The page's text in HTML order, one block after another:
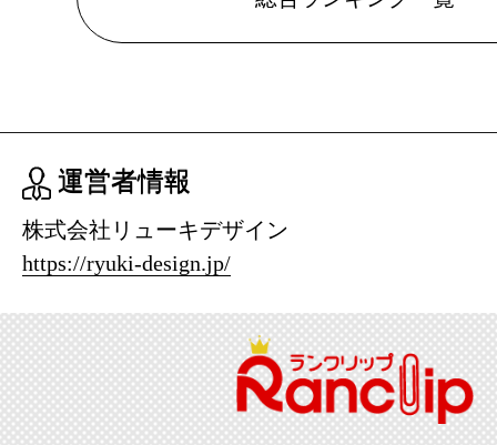
運営者情報
株式会社リューキデザイン
https://ryuki-design.jp/